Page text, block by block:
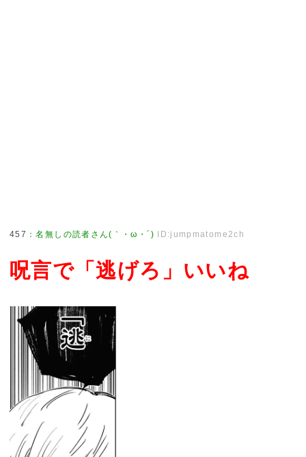
457 ：名無しの読者さん(｀・ω・´) ID:jumpmatome2ch
呪言で「逃げろ」いいね